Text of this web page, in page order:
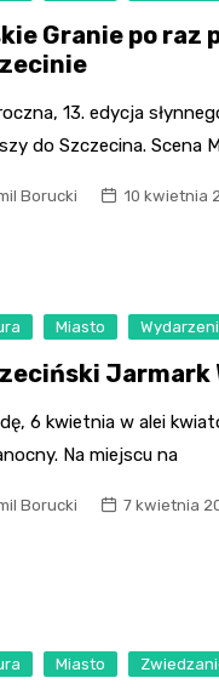
Granie po raz
13. edycja
do Szczecina. Scena
Borucki 10 kwietnia
Miasto
Jarmark
6 kwietnia w alei
Na miejscu na
Borucki 7 kwietnia
Miasto